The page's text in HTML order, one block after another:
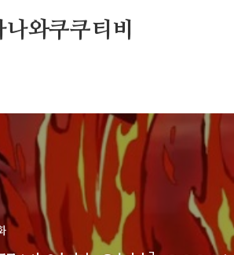
나와쿠쿠티비